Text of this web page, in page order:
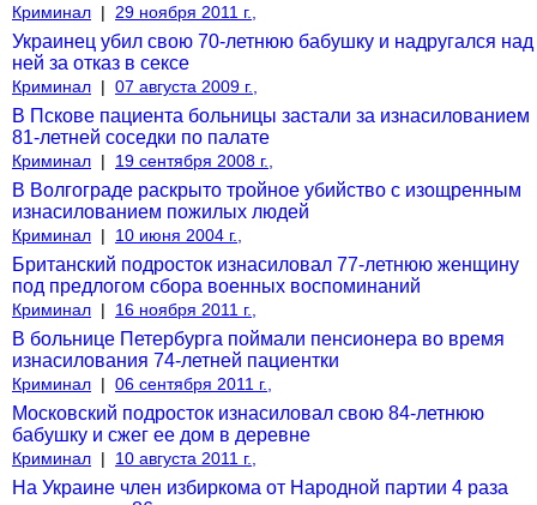
Криминал | 29 ноября 2011 г.,
Украинец убил свою 70-летнюю бабушку и надругался над
ней за отказ в сексе
Криминал | 07 августа 2009 г.,
В Пскове пациента больницы застали за изнасилованием
81-летней соседки по палате
Криминал | 19 сентября 2008 г.,
В Волгограде раскрыто тройное убийство с изощренным
изнасилованием пожилых людей
Криминал | 10 июня 2004 г.,
Британский подросток изнасиловал 77-летнюю женщину
под предлогом сбора военных воспоминаний
Криминал | 16 ноября 2011 г.,
В больнице Петербурга поймали пенсионера во время
изнасилования 74-летней пациентки
Криминал | 06 сентября 2011 г.,
Московский подросток изнасиловал свою 84-летнюю
бабушку и сжег ее дом в деревне
Криминал | 10 августа 2011 г.,
На Украине член избиркома от Народной партии 4 раза